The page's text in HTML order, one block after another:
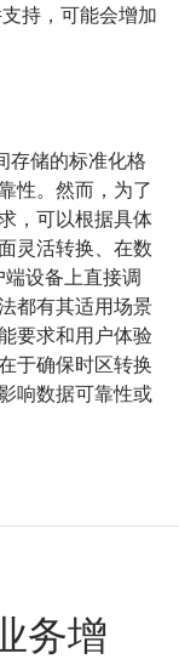
持，可能会增加
存储的标准化格
性。然而，为了
，可以根据具体
灵活转换、在数
设备上直接调
都有其适用场景
要求和用户体验
于确保时区转换
响数据可靠性或
务增